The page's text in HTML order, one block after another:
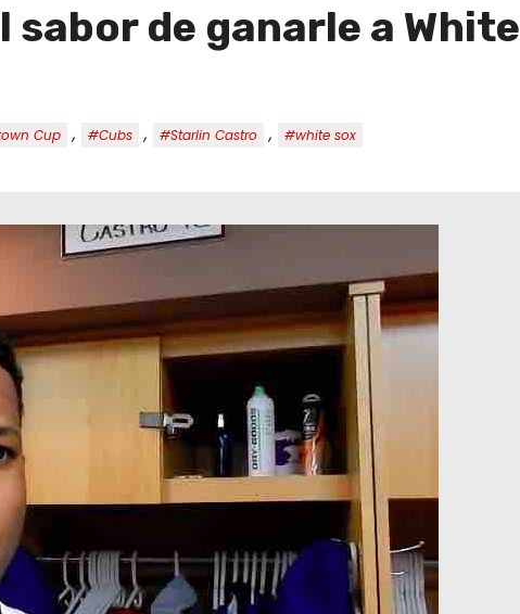
de ganarle a
Cup , #Cubs , #Starlin Castro , #white sox